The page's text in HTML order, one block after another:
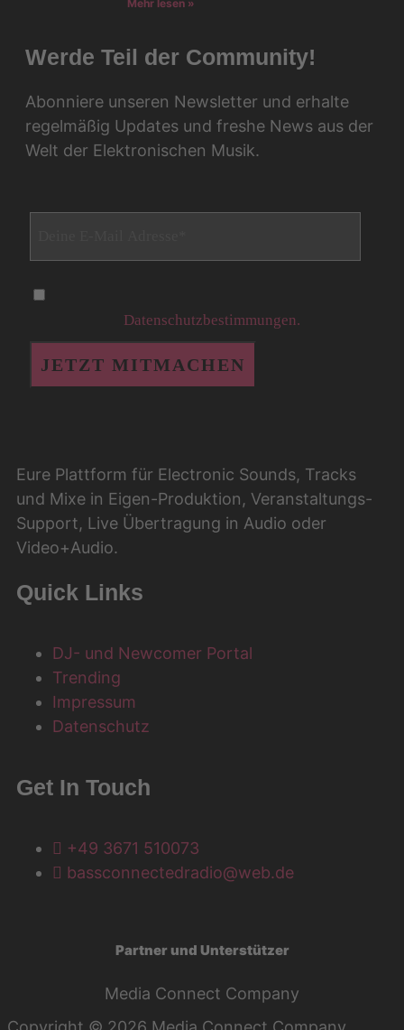
Mehr lesen »
Werde Teil der Community!
Abonniere unseren Newsletter und erhalte
regelmäßig Updates und freshe News aus der
Welt der Elektronischen Musik.
Datenschutzbestimmungen.
Eure Plattform für Electronic Sounds, Tracks
und Mixe in Eigen-Produktion, Veranstaltungs-
Support, Live Übertragung in Audio oder
Video+Audio.
Quick Links
DJ- und Newcomer Portal
Trending
Impressum
Datenschutz
Get In Touch
+49 3671 510073
bassconnectedradio@web.de
Partner und Unterstützer
Media Connect Company